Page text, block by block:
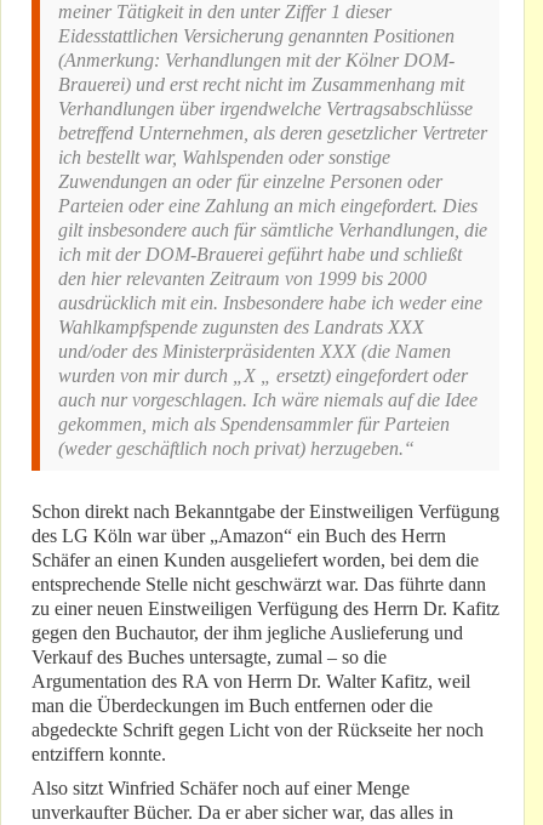
meiner Tätigkeit in den unter Ziffer 1 dieser
Eidesstattlichen Versicherung genannten Positionen
(Anmerkung: Verhandlungen mit der Kölner DOM-
Brauerei) und erst recht nicht im Zusammenhang mit
Verhandlungen über irgendwelche Vertragsabschlüsse
betreffend Unternehmen, als deren gesetzlicher Vertreter
ich bestellt war, Wahlspenden oder sonstige
Zuwendungen an oder für einzelne Personen oder
Parteien oder eine Zahlung an mich eingefordert. Dies
gilt insbesondere auch für sämtliche Verhandlungen, die
ich mit der DOM-Brauerei geführt habe und schließt
den hier relevanten Zeitraum von 1999 bis 2000
ausdrücklich mit ein. Insbesondere habe ich weder eine
Wahlkampfspende zugunsten des Landrats XXX
und/oder des Ministerpräsidenten XXX (die Namen
wurden von mir durch „X „ ersetzt) eingefordert oder
auch nur vorgeschlagen. Ich wäre niemals auf die Idee
gekommen, mich als Spendensammler für Parteien
(weder geschäftlich noch privat) herzugeben.“
Schon direkt nach Bekanntgabe der Einstweiligen Verfügung
des LG Köln war über „Amazon“ ein Buch des Herrn
Schäfer an einen Kunden ausgeliefert worden, bei dem die
entsprechende Stelle nicht geschwärzt war. Das führte dann
zu einer neuen Einstweiligen Verfügung des Herrn Dr. Kafitz
gegen den Buchautor, der ihm jegliche Auslieferung und
Verkauf des Buches untersagte, zumal – so die
Argumentation des RA von Herrn Dr. Walter Kafitz, weil
man die Überdeckungen im Buch entfernen oder die
abgedeckte Schrift gegen Licht von der Rückseite her noch
entziffern konnte.
Also sitzt Winfried Schäfer noch auf einer Menge
unverkaufter Bücher. Da er aber sicher war, das alles in